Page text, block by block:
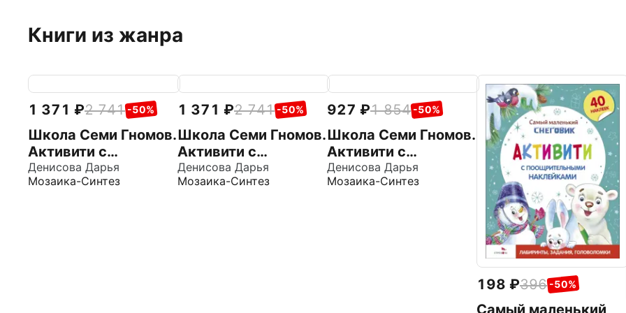
Книги из жанра
1 371 2 741 -50%
Школа Семи Гномов.
Активити с
наклейками.
Комплект 3+
Денисова Дарья
Мозаика-Синтез
1 371 2 741 -50%
Школа Семи Гномов.
Активити с
наклейками.
Комплект 2+
Денисова Дарья
Мозаика-Синтез
927 1 854 -50%
Школа Семи Гномов.
Активити с
наклейками.
Комплект 1+
Денисова Дарья
Мозаика-Синтез
198 396 -50%
Самый маленький